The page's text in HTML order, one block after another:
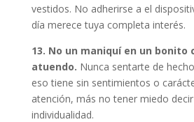
vestidos. No adherirse a el
día merece tuya completa interés.
13. No un maniquí en un bonito
atuendo. Nunca sentarte de
eso tiene sin sentimientos o
atención, más no tener miedo
individualidad.